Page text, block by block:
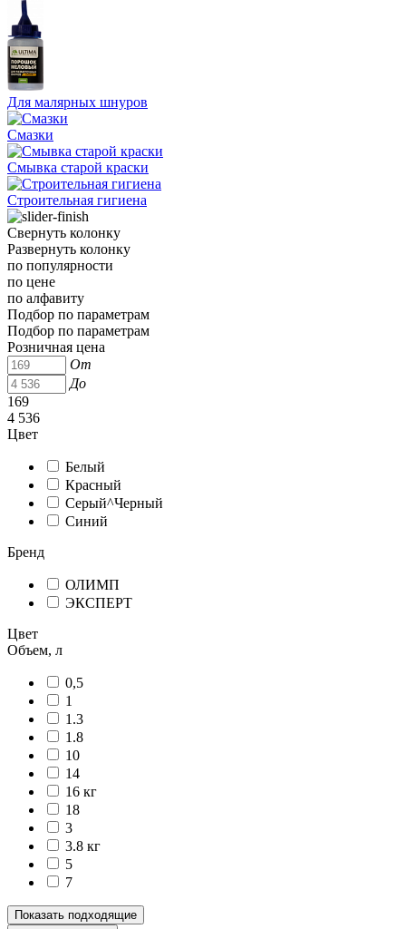
Для малярных шнуров
Смазки
Смывка старой краски
Строительная гигиена
Свернуть колонку
Развернуть колонку
по популярности
по цене
по алфавиту
Подбор по параметрам
Подбор по параметрам
Розничная цена
От
До
169
4 536
Цвет
Белый
Красный
Серый^Черный
Синий
Бренд
ОЛИМП
ЭКСПЕРТ
Цвет
Объем, л
0,5
1
1.3
1.8
10
14
16 кг
18
3
3.8 кг
5
7